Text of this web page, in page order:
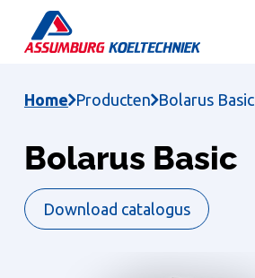
main
Home Producten Bolarus Basic
Bolarus Basic
Download catalogus